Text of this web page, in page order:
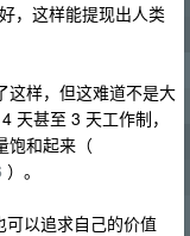
，这样能提现出人类
这样，但这难道不是大
天甚至 3 天工作制，
饱和起来（
）。
以追求自己的价值